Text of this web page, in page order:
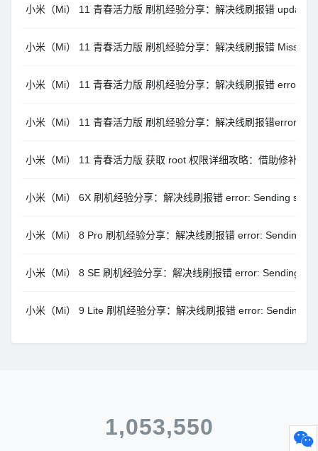
小米（Mi） 11 青春活力版 刷机经验分享：解决线刷报错 update
小米（Mi） 11 青春活力版 刷机经验分享：解决线刷报错
小米（Mi） 11 青春活力版 刷机经验分享：解决线刷报错 error:
小米（Mi） 11 青春活力版 刷机经验分享：解决线刷报错error:
小米（Mi） 11 青春活力版 获取 root 权限详细攻略：借助修补
小米（Mi） 6X 刷机经验分享：解决线刷报错 error: Sending
小米（Mi） 8 Pro 刷机经验分享：解决线刷报错 error: Sending
小米（Mi） 8 SE 刷机经验分享：解决线刷报错 error: Sending
小米（Mi） 9 Lite 刷机经验分享：解决线刷报错 error: Sending
1,053,550